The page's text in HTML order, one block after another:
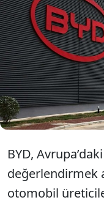
BYD,
değerlendirmek
otomobil